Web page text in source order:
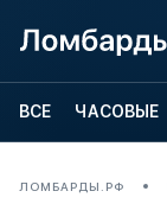
ВСЕ ЧАСОВЫЕ
ЛОМБАРДЫ.РФ